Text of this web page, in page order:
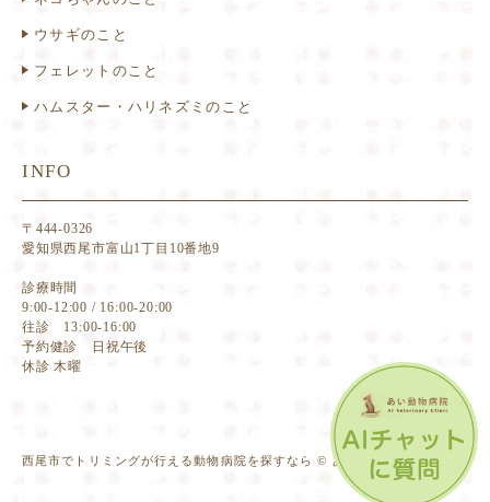
ウサギのこと
フェレットのこと
ハムスター・ハリネズミのこと
INFO
〒444-0326
愛知県西尾市富山1丁目10番地9
診療時間
9:00-12:00 / 16:00-20:00
往診 13:00-16:00
予約健診 日祝午後
休診 木曜
西尾市でトリミングが行える動物病院を探すなら © あい動物病院